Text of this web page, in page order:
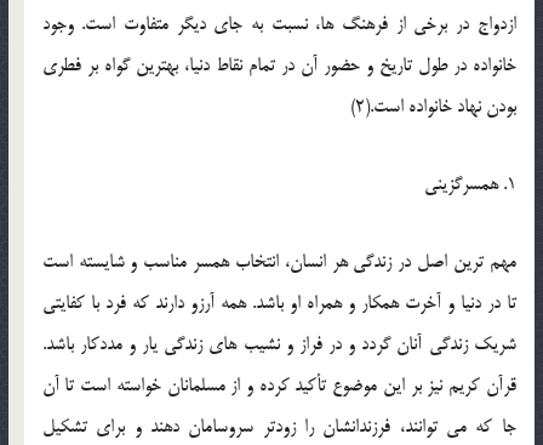
ازدواج در برخي از فرهنگ ها، نسبت به جاي ديگر متفاوت است. وجود
خانواده در طول تاريخ و حضور آن در تمام نقاط دنيا، بهترين گواه بر فطري
بودن نهاد خانواده است.(2)
1. همسرگزيني
مهم ترين اصل در زندگي هر انسان، انتخاب همسر مناسب و شايسته است
تا در دنيا و آخرت همکار و همراه او باشد. همه آرزو دارند که فرد با کفايتي
شريک زندگي آنان گردد و در فراز و نشيب هاي زندگي يار و مددکار باشد.
قرآن کريم نيز بر اين موضوع تأکيد کرده و از مسلمانان خواسته است تا آن
جا که مي توانند، فرزندانشان را زودتر سروسامان دهند و براي تشکيل